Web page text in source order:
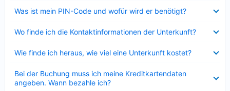
Was ist mein PIN-Code und wofür wird er benötigt?
Wo finde ich die Kontaktinformationen der Unterkunft?
Wie finde ich heraus, wie viel eine Unterkunft kostet?
Bei der Buchung muss ich meine Kreditkartendaten
angeben. Wann bezahle ich?